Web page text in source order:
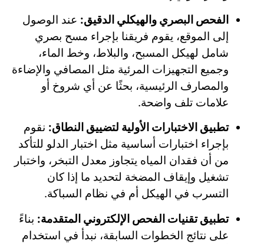
الفحص البصري والهيكلي الدقيق: عند الوصول
إلى الموقع، يقوم فريقنا بإجراء مسح بصري
شامل لهيكل المسبح، والبلاط، وخط الماء،
وجميع التجهيزات المرئية مثل المصافي والإضاءة
والمصارف الرئيسية، بحثًا عن أي شروخ أو
علامات تلف واضحة.
تطبيق الاختبارات الأولية لتضييق النطاق: نقوم
بإجراء اختبارات أساسية مثل اختبار الدلو للتأكد
من أن فقدان المياه يتجاوز معدل التبخر، واختبار
تشغيل وإيقاف المضخة لتحديد ما إذا كان
التسرب في الهيكل أم في نظام السباكة.
تطبيق تقنيات الفحص الإلكتروني المتقدمة: بناءً
على نتائج الخطوات السابقة، نبدأ في استخدام